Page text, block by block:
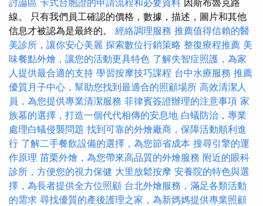
討論區 卡式台胞證的申請流程和必要資料 因斯布魯克路
線。 只有我們員工確認的價格，數據，描述，圖片和其他
信息才被認為是最終的。 經絡調理服務 推薦值得信賴的醫
美診所，讓你安心美麗 探索數位行銷策略 整復療程推薦 美
味餐點外燴，讓您的活動更具特色 了解失智症照護，為家
人提供最合適的支持 學習按摩技巧課程 台中水療服務 推薦
優質月子中心，幫助您找到最適合的照顧場所 高效清潔人
員，為您提供專業清潔服務 菲律賓簽證辦理的注意事項 家
族墓的選擇，打造一個代代相傳的安息地 白蟻防治，專業
處理白蟻侵襲問題 找到可靠的外燴廠商，保障活動順利進
行 了解二手餐飲設備的選擇，為您節省成本 搜尋引擎的運
作原理 苗栗外燴，為您帶來高品質的外燴服務 附近的眼科
診所，方便您的視力保健 大里放鬆按摩 安養院的特色與選
擇，為長者提供全方位照顧 台北外燴服務，滿足各類活動
的需求 尋找優質的產後護理之家，為新媽媽提供專業照顧